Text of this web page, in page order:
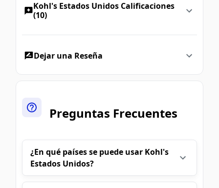
Kohl's Estados Unidos Calificaciones
(10)
Dejar una Reseña
Preguntas Frecuentes
¿En qué países se puede usar Kohl's
Estados Unidos?